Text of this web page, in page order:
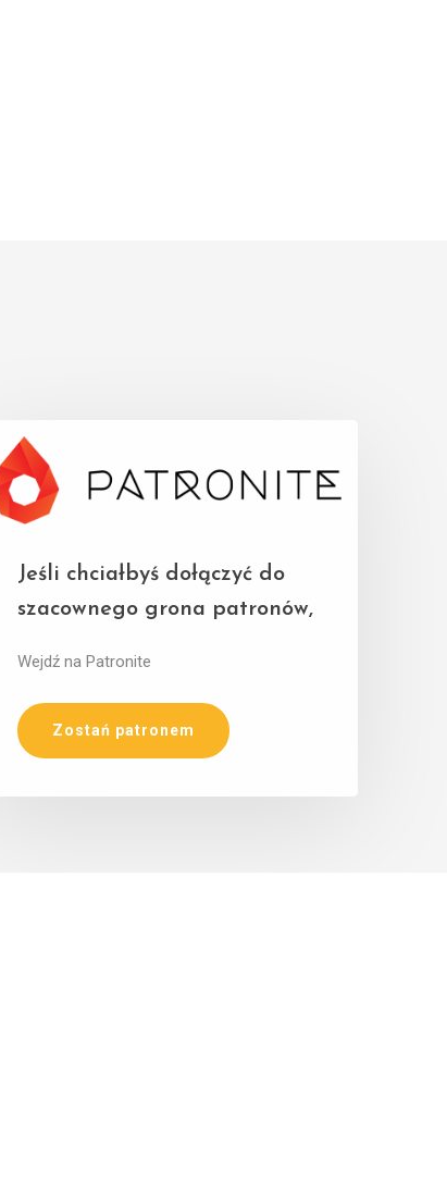
Jeśli chciałbyś dołączyć do
szacownego grona patronów,
Wejdź na Patronite
Zostań patronem